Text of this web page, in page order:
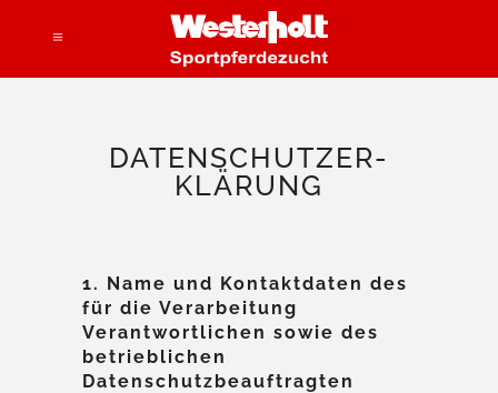
DATENSCHUTZER-
KLÄRUNG
1. Name und Kontaktdaten des
für die Verarbeitung
Verantwortlichen sowie des
betrieblichen
Datenschutzbeauftragten